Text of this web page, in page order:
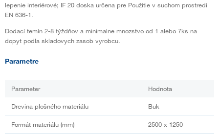
lepenie interiérové; IF 20 doska určena pre Použitie v suchom prostredi
EN 636-1.
Dodací temín 2-8 týždňov a minimalne mnozstvo od 1 alebo 7ks na
dopyt podla skladovych zasob vyrobcu.
Parametre
Parameter Hodnota
Drevina plošného materiálu Buk
Formát materiálu (mm) 2500 x 1250